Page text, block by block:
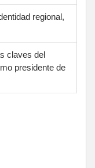
regional,
claves del
presidente de